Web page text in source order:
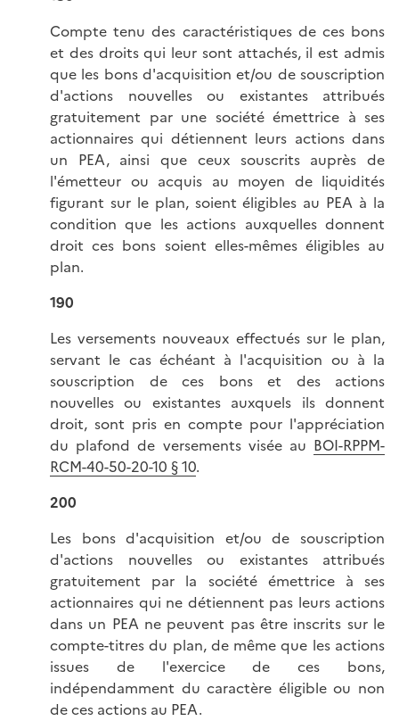
Compte tenu des caractéristiques de ces bons
et des droits qui leur sont attachés, il est admis
que les bons d'acquisition et/ou de souscription
d'actions nouvelles ou existantes attribués
gratuitement par une société émettrice à ses
actionnaires qui détiennent leurs actions dans
un PEA, ainsi que ceux souscrits auprès de
l'émetteur ou acquis au moyen de liquidités
figurant sur le plan, soient éligibles au PEA à la
condition que les actions auxquelles donnent
droit ces bons soient elles-mêmes éligibles au
plan.
190
Les versements nouveaux effectués sur le plan,
servant le cas échéant à l'acquisition ou à la
souscription de ces bons et des actions
nouvelles ou existantes auxquels ils donnent
droit, sont pris en compte pour l'appréciation
du plafond de versements visée au BOI-RPPM-
RCM-40-50-20-10 § 10.
200
Les bons d'acquisition et/ou de souscription
d'actions nouvelles ou existantes attribués
gratuitement par la société émettrice à ses
actionnaires qui ne détiennent pas leurs actions
dans un PEA ne peuvent pas être inscrits sur le
compte-titres du plan, de même que les actions
issues de l'exercice de ces bons,
indépendamment du caractère éligible ou non
de ces actions au PEA.